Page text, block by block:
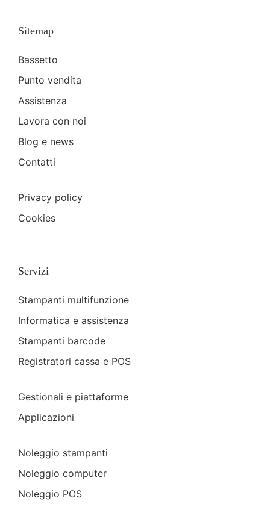
Sitemap
Bassetto
Punto vendita
Assistenza
Lavora con noi
Blog e news
Contatti
Privacy policy
Cookies
Servizi
Stampanti multifunzione
Informatica e assistenza
Stampanti barcode
Registratori cassa e POS
Gestionali e piattaforme
Applicazioni
Noleggio stampanti
Noleggio computer
Noleggio POS